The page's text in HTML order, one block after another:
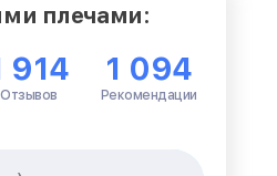
плечами:
914
Отзывов
1 094
Рекомендации